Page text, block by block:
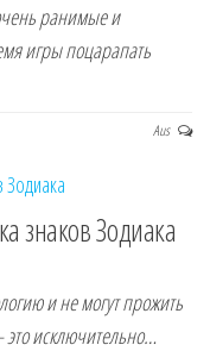
ранимые и
игры поцарапать
Aus
знаков Зодиака
и не могут прожить
это исключительно…